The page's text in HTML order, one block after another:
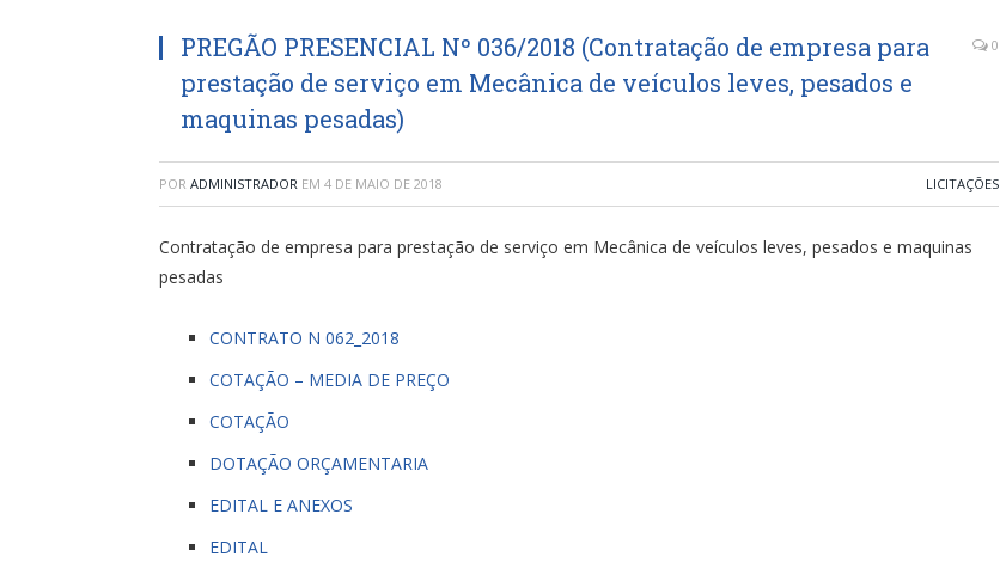
PREGÃO PRESENCIAL Nº 036/2018 (Contratação de empresa para
prestação de serviço em Mecânica de veículos leves, pesados e
maquinas pesadas)
0
POR ADMINISTRADOR EM 4 DE MAIO DE 2018 LICITAÇÕES
Contratação de empresa para prestação de serviço em Mecânica de veículos leves, pesados e maquinas
pesadas
CONTRATO N 062_2018
COTAÇÃO – MEDIA DE PREÇO
COTAÇÃO
DOTAÇÃO ORÇAMENTARIA
EDITAL E ANEXOS
EDITAL